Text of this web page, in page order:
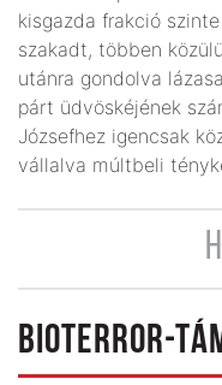
kisgazda frakció
szakadt, többen
utánra gondolva
párt üdvöskéjének
Józsefhez igencsak
vállalva múltbeli
BIOTERROR-